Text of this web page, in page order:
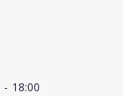
18:00